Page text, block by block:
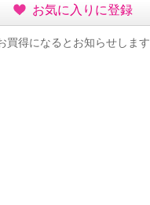
お気に入りに登録
買得になるとお知らせします